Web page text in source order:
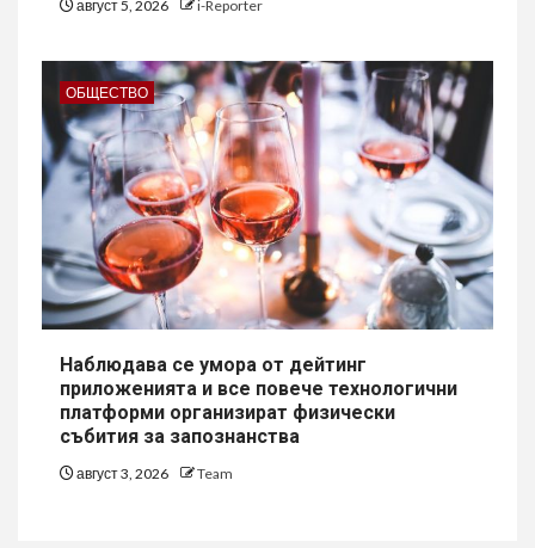
август 5, 2026 i-Reporter
ОБЩЕСТВО
Наблюдава се умора от дейтинг
приложенията и все повече технологични
платформи организират физически
събития за запознанства
август 3, 2026 Team